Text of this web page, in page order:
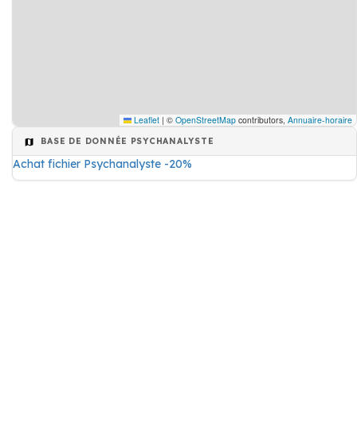
Leaflet | © OpenStreetMap contributors, Annuaire-horaire
BASE DE DONNÉE PSYCHANALYSTE
Achat fichier Psychanalyste -20%